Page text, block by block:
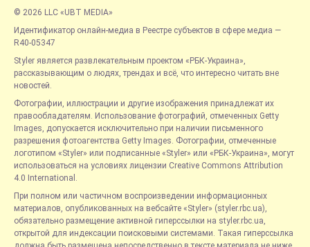
© 2026 LLC «UBT MEDIA»
Идентификатор онлайн-медиа в Реестре субъектов в сфере медиа —
R40-05347
Styler является развлекательным проектом «РБК-Украина»,
рассказывающим о людях, трендах и всё, что интересно читать вне
новостей.
Фотографии, иллюстрации и другие изображения принадлежат их
правообладателям. Использование фотографий, отмеченных Getty
Images, допускается исключительно при наличии письменного
разрешения фотоагентства Getty Images. Фотографии, отмеченные
логотипом «Styler» или подписанные «Styler» или «РБК-Украина», могут
использоваться на условиях лицензии Creative Commons Attribution
4.0 International.
При полном или частичном воспроизведении информационных
материалов, опубликованных на вебсайте «Styler» (styler.rbc.ua),
обязательно размещение активной гиперссылки на styler.rbc.ua,
открытой для индексации поисковыми системами. Такая гиперссылка